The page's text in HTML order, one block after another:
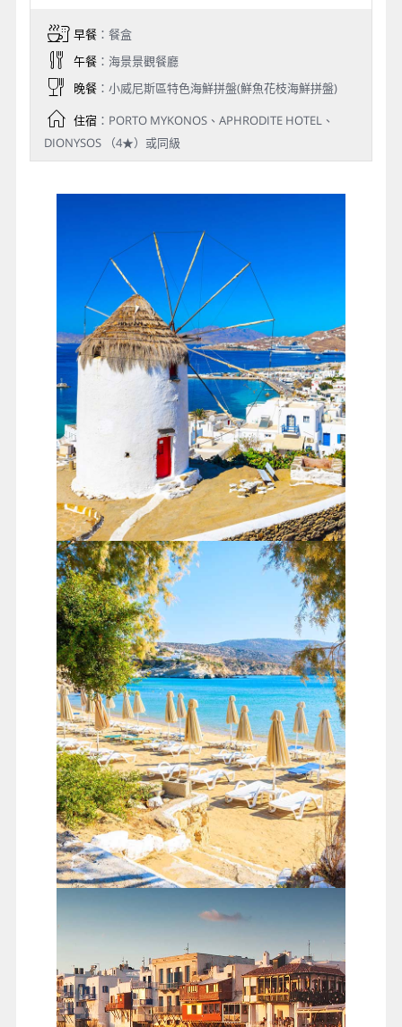
藏阿波羅神殿重要真品，如代表世界中心的肚臍之眼。
早餐：餐盒
午餐：海景景觀餐廳
晚餐：小威尼斯區特色海鮮拼盤(鮮魚花枝海鮮拼盤)
住宿：PORTO MYKONOS、APHRODITE HOTEL、
DIONYSOS （4★）或同級
米克諾斯島
渡輪前往米克諾斯島；途中小島羅列於愛琴海湛藍之
中，米克諾斯島由於近雅典，一直是最受歡迎的希臘小
島之一，獨特的盒子型房屋，藍與白的絕佳色彩搭配，
年年均以石灰重新塗刷，成為此地的特色
天堂海灘
在七零年代是專屬於男同志的裸體海灘，到後來不少人
抱著窺視或也想湊熱鬧的心態，於是天堂海灘的男同志
漸漸消失了，現在的天堂海灘，充滿了男男女女，穿著
泳裝在吧台或沙灘狂飲或是跳舞